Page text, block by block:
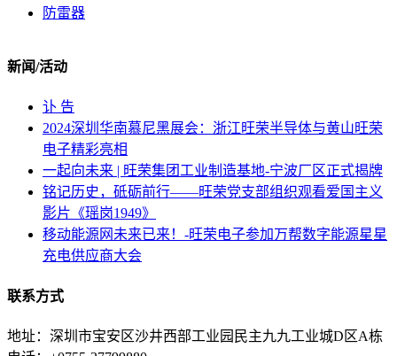
防雷器
新闻/活动
讣 告
2024深圳华南慕尼黑展会：浙江旺荣半导体与黄山旺荣
电子精彩亮相
一起向未来 | 旺荣集团工业制造基地-宁波厂区正式揭牌
铭记历史，砥砺前行——旺荣党支部组织观看爱国主义
影片《瑶岗1949》
移动能源网未来已来！-旺荣电子参加万帮数字能源星星
充电供应商大会
联系方式
地址：深圳市宝安区沙井西部工业园民主九九工业城D区A栋